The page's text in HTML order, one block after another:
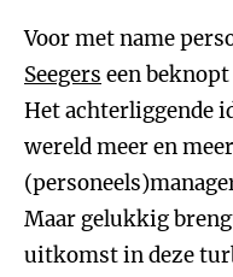
Voor met name
Seegers een
Het achterliggende
wereld meer en
Maar gelukkig
uitkomst in deze